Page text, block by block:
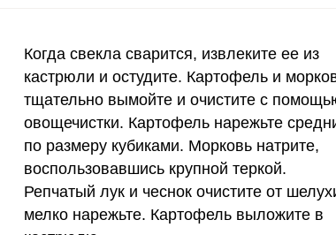
30 мг 3.2
1300 мг 2.6
500 мг 2
800 мг
Когда свекла сварится, извлеките ее из
кастрюли и остудите. Картофель и
тщательно вымойте и очистите с
овощечистки. Картофель нарежьте
по размеру кубиками. Морковь натрите,
воспользовавшись крупной теркой.
Репчатый лук и чеснок очистите от
мелко нарежьте. Картофель выложите в
Забыли пароль?
горячий диетический? Наберите
до кипения. Тем временем свеклу
Затем опустите очищенную свеклу
45-60 минут. Время варки зависит от